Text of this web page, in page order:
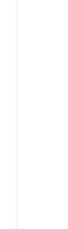
ZulhaS ke
Berani Cari
Kepada